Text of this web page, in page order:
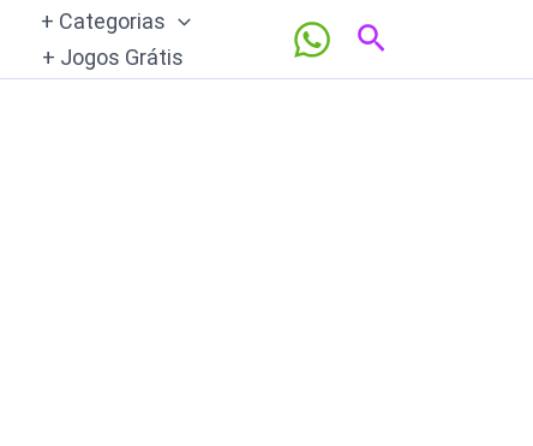
+ Categorias
+ Jogos Grátis
Pesquisar